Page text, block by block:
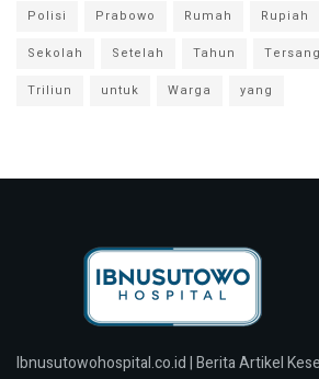
Polisi
Prabowo Rumah Rupiah
Sekolah
Setelah Tahun
Triliun
untuk Warga yang
Ibnusutowohospital.co.id | Berita Artikel